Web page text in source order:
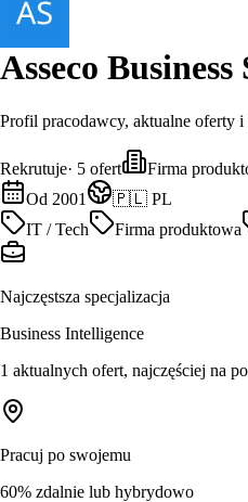
Asseco
Profil pracodawcy, aktualne oferty
Rekrutuje· 5 ofert Firma
Od 2001
🇵🇱 PL
IT / Tech
Firma produktowa
Najczęstsza specjalizacja
Business Intelligence
1 aktualnych ofert, najczęściej na
Pracuj po swojemu
60% zdalnie lub hybrydowo